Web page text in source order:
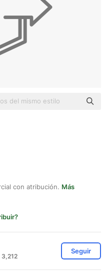
con atribución. Más
Seguir